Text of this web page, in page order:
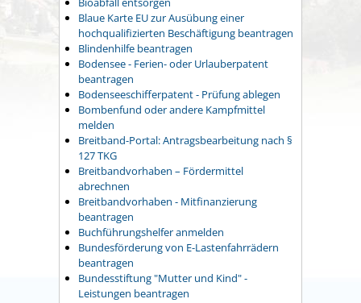
Blaue Karte EU zur Ausübung einer
hochqualifizierten Beschäftigung beantragen
Blindenhilfe beantragen
Bodensee - Ferien- oder Urlauberpatent
beantragen
Bodenseeschifferpatent - Prüfung ablegen
Bombenfund oder andere Kampfmittel
melden
Breitband-Portal: Antragsbearbeitung nach §
127 TKG
Breitbandvorhaben – Fördermittel
abrechnen
Breitbandvorhaben - Mitfinanzierung
beantragen
Buchführungshelfer anmelden
Bundesförderung von E-Lastenfahrrädern
beantragen
Bundesstiftung "Mutter und Kind" -
Leistungen beantragen